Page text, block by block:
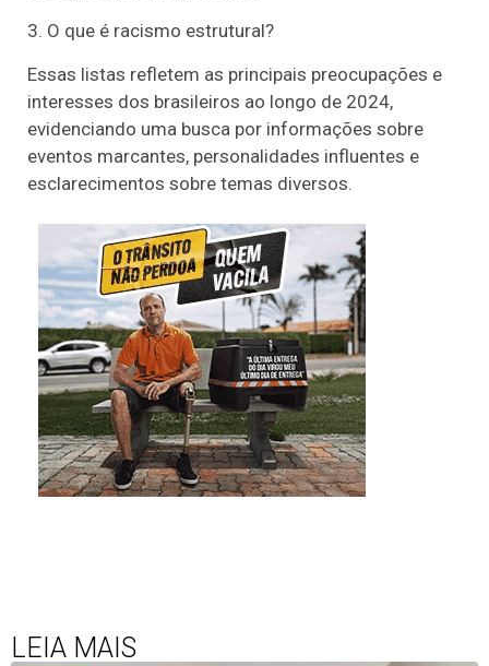
3. O que é racismo estrutural?
Essas listas refletem as principais preocupações e
interesses dos brasileiros ao longo de 2024,
evidenciando uma busca por informações sobre
eventos marcantes, personalidades influentes e
esclarecimentos sobre temas diversos.
LEIA MAIS